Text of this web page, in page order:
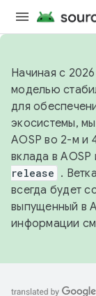
Начиная с
моделью
для
экосистемы,
AOSP во 2-м и
вклада в AOSP
release . Ветка
всегда будет
выпущенный в
информации